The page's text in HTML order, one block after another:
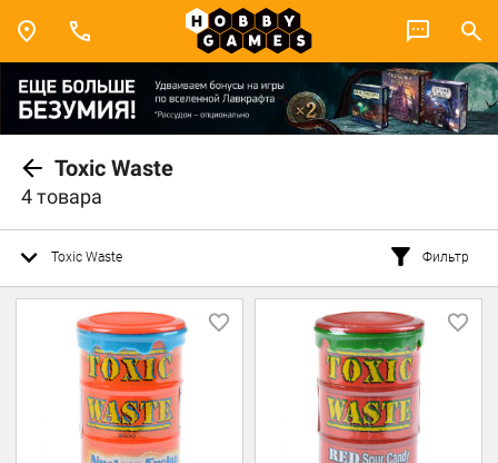
Toxic Waste
4 товара
Toxic Waste Фильтр